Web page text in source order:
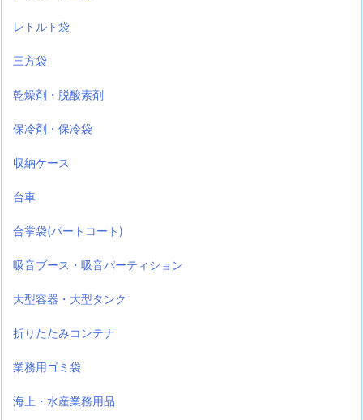
レトルト袋
三方袋
乾燥剤・脱酸素剤
保冷剤・保冷袋
収納ケース
台車
合掌袋(パートコート)
吸音ブース・吸音パーティション
大型容器・大型タンク
折りたたみコンテナ
業務用ゴミ袋
海上・水産業務用品